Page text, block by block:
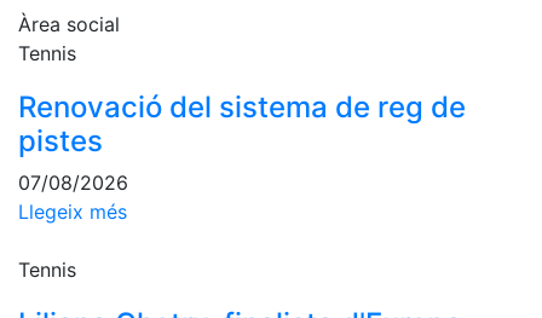
de Joc
Històric
del
Social
Normativa
Àrea social
Tennis
Renovació del sistema de reg de
pistes
07/08/2026
Llegeix més
Tennis